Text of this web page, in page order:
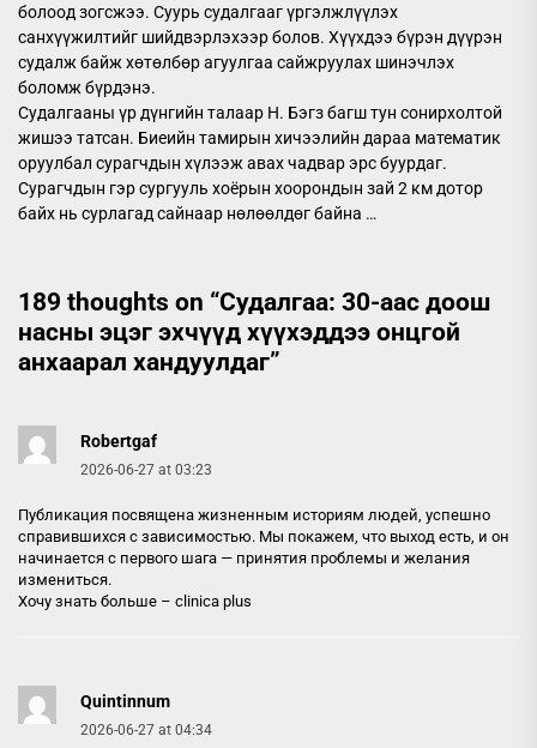
болоод зогсжээ. Суурь судалгааг үргэлжлүүлэх
санхүүжилтийг шийдвэрлэхээр болов. Хүүхдээ бүрэн дүүрэн
судалж байж хөтөлбөр агуулгаа сайжруулах шинэчлэх
боломж бүрдэнэ.
Судалгааны үр дүнгийн талаар Н. Бэгз багш тун сонирхолтой
жишээ татсан. Биеийн тамирын хичээлийн дараа математик
оруулбал сурагчдын хүлээж авах чадвар эрс буурдаг.
Сурагчдын гэр сургууль хоёрын хоорондын зай 2 км дотор
байх нь сурлагад сайнаар нөлөөлдөг байна …
189 thoughts on “Судалгаа: 30-аас доош
насны эцэг эхчүүд хүүхэддээ онцгой
анхаарал хандуулдаг”
Robertgaf
2026-06-27 at 03:23
Публикация посвящена жизненным историям людей, успешно
справившихся с зависимостью. Мы покажем, что выход есть, и он
начинается с первого шага — принятия проблемы и желания
измениться.
Хочу знать больше – clinica plus
Quintinnum
2026-06-27 at 04:34